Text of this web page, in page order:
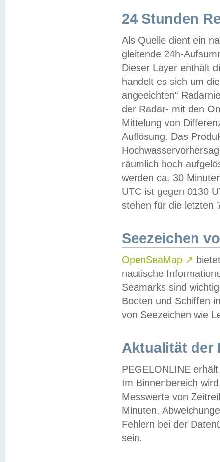
24 Stunden
Als Quelle dient ein
gleitende 24h-
Dieser Layer enthält
handelt es sich um
angeeichten“
der Radar- mit den
Mittelung von
Auflösung. Das
räumlich hoch
werden ca. 30
UTC ist gegen 0130
stehen für die letzten
Seezeichen
OpenSeaMap ↗
nautische
Seamarks sind
Booten und Schiffen
von Seezeichen wie
Aktualität der
PEGELONLINE
Im Binnenbereich
Messwerte von
Minuten.
Fehlern bei der
sein.